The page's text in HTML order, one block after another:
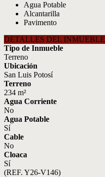
Agua Potable
Alcantarilla
Pavimento
DETALLES DEL INMUEBLE
Tipo de Inmueble
Terreno
Ubicación
San Luis Potosí
Terreno
234 m²
Agua Corriente
No
Agua Potable
Sí
Cable
No
Cloaca
Sí
(REF. Y26-V146)